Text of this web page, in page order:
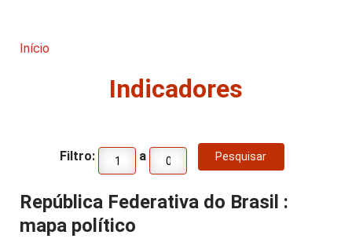
Início
Indicadores
Filtro: a
República Federativa do Brasil :
mapa político